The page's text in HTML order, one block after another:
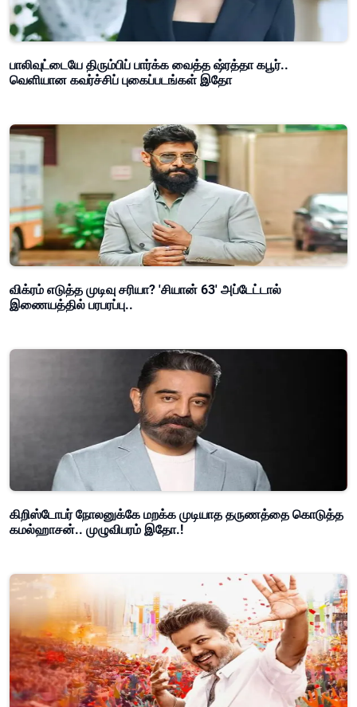
பாலிவுட்டையே திரும்பிப் பார்க்க வைத்த ஷ்ரத்தா கபூர்..
வெளியான கவர்ச்சிப் புகைப்படங்கள் இதோ
விக்ரம் எடுத்த முடிவு சரியா? 'சியான் 63' அப்டேட்டால்
இணையத்தில் பரபரப்பு..
கிறிஸ்டோபர் நோலனுக்கே மறக்க முடியாத தருணத்தை கொடுத்த
கமல்ஹாசன்.. முழுவிபரம் இதோ.!